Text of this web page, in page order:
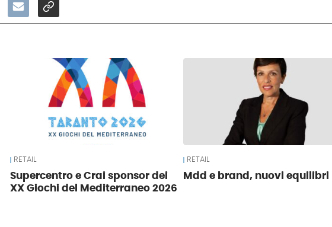
RETAIL
Supercentro e Crai sponsor dei
XX Giochi del Mediterraneo 2026
RETAIL
Mdd e brand, nuovi equilibri